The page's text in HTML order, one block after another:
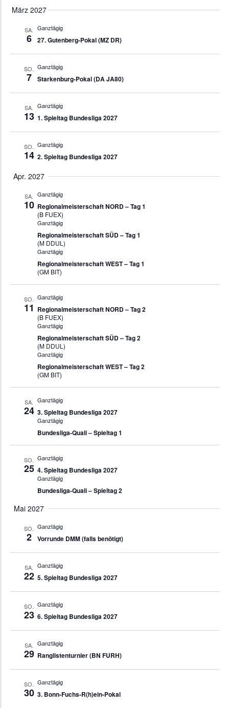
März 2027
SA.
6
Ganztägig
27. Gutenberg-Pokal (MZ DR)
SO.
7
Ganztägig
Starkenburg-Pokal (DA JA80)
SA.
13
Ganztägig
1. Spieltag Bundesliga 2027
SO.
14
Ganztägig
2. Spieltag Bundesliga 2027
Apr. 2027
SA.
10
Ganztägig
Regionalmeisterschaft NORD – Tag 1
(B FUEX)
Ganztägig
Regionalmeisterschaft SÜD – Tag 1
(M DDUL)
Ganztägig
Regionalmeisterschaft WEST – Tag 1
(GM BIT)
SO.
11
Ganztägig
Regionalmeisterschaft NORD – Tag 2
(B FUEX)
Ganztägig
Regionalmeisterschaft SÜD – Tag 2
(M DDUL)
Ganztägig
Regionalmeisterschaft WEST – Tag 2
(GM BIT)
SA.
24
Ganztägig
3. Spieltag Bundesliga 2027
Ganztägig
Bundesliga-Quali – Spieltag 1
SO.
25
Ganztägig
4. Spieltag Bundesliga 2027
Ganztägig
Bundesliga-Quali – Spieltag 2
Mai 2027
SO.
2
Ganztägig
Vorrunde DMM (falls benötigt)
SA.
22
Ganztägig
5. Spieltag Bundesliga 2027
SO.
23
Ganztägig
6. Spieltag Bundesliga 2027
SA.
29
Ganztägig
Ranglistenturnier (BN FURH)
SO.
30
Ganztägig
3. Bonn-Fuchs-R(h)ein-Pokal